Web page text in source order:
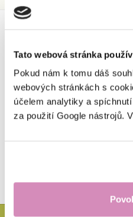
Tato webová stránka
Pokud nám k tomu dáš
webových stránkách s
účelem analytiky a
za použití Google nástrojů.
Kateřina
wholesale